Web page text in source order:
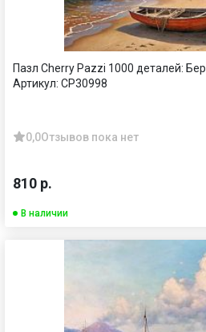
Пазл Cherry Pazzi 1000 деталей:
Артикул: CP30998
0,0Отзывов пока нет
810 р.
В наличии